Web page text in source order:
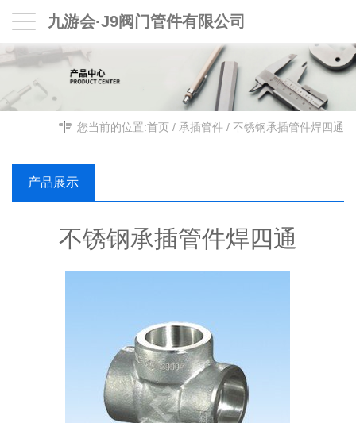
九游会·J9阀门管件有限公司
您当前的位置:首页 / 承插管件 / 不锈钢承插管件焊四通
产品展示
不锈钢承插管件焊四通